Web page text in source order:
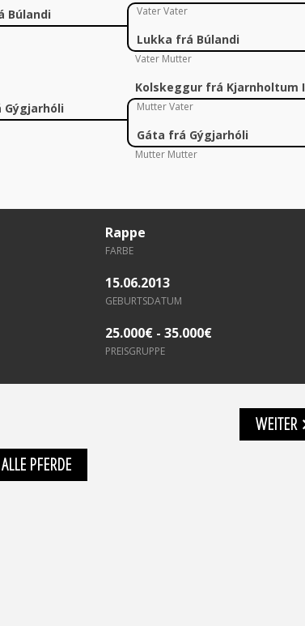
Búlandi
Vater Vater
Lukka frá Búlandi
Vater Mutter
Gýgjarhóli
Kolskeggur frá Kjarnholtum I
Mutter Vater
Gáta frá Gýgjarhóli
Mutter Mutter
Rappe
FARBE
15.06.2013
GEBURTSDATUM
25.000€ - 35.000€
PREISGRUPPE
WEITER
ALLE PFERDE